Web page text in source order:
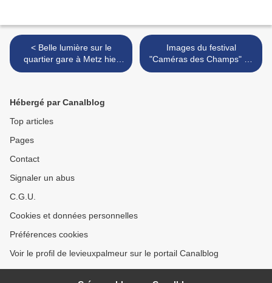
< Belle lumière sur le
quartier gare à Metz hier
matin
Images du festival
"Caméras des Champs" ce
week-end à Ville-sur-Yron
Hébergé par Canalblog
Top articles
Pages
Contact
Signaler un abus
C.G.U.
Cookies et données personnelles
Préférences cookies
Voir le profil de levieuxpalmeur sur le portail Canalblog